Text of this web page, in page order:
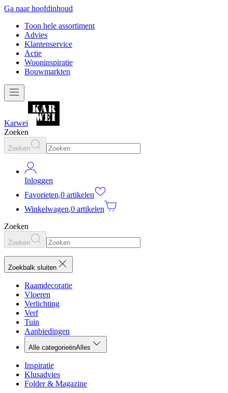
Ga naar hoofdinhoud
Toon hele assortiment
Advies
Klantenservice
Actie
Wooninspiratie
Bouwmarkten
Karwei
Zoeken
Zoeken
Inloggen
Favorieten,0 artikelen
Winkelwagen,0 artikelen
Zoeken
Zoeken
Zoekbalk sluiten
Raamdecoratie
Vloeren
Verlichting
Verf
Tuin
Aanbiedingen
Alle categorieënAlles
Inspiratie
Klusadvies
Folder & Magazine